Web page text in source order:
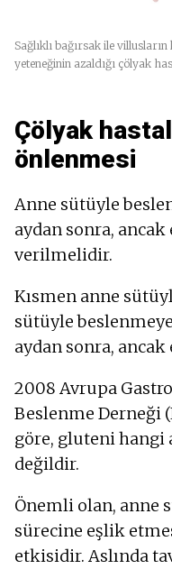
Sağlıklı bağırsak ile
yeteneğinin azaldığı çölyak
Çölyak
önlenmesi
Anne sütüyle
aydan sonra,
verilmelidir.
Kısmen anne
sütüyle
aydan sonra,
2008 Avrupa
Beslenme Derneği
göre, gluteni hangi
değildir.
Önemli olan, anne
sürecine eşlik
etkisidir. Aslında